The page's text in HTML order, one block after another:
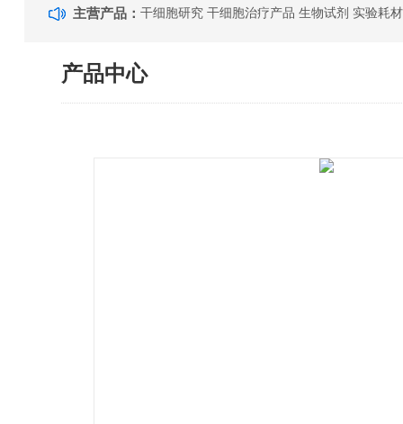
主营产品：干细胞研究 干细胞治疗产品 生物试剂 实验耗
产品中心